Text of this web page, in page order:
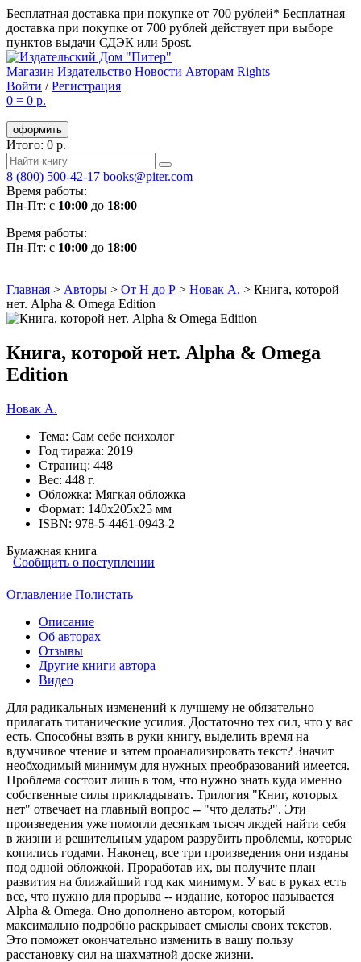
Бесплатная доставка при покупке от 700 рублей* Бесплатная
доставка при покупке от 700 рублей действует при выборе
пунктов выдачи СДЭК или 5post.
Магазин Издательство Новости Авторам Rights
Войти /Регистрация
0 = 0 р.
оформить
Итого: 0 р.
8 (800) 500-42-17 books@piter.com
Время работы:
Пн-Пт: с 10:00 до 18:00
Время работы:
Пн-Пт: с 10:00 до 18:00
Главная > Авторы > От Н до Р > Новак А. > Книга, которой
нет. Alpha & Omega Edition
Книга, которой нет. Alpha & Omega
Edition
Новак А.
Тема: Сам себе психолог
Год тиража: 2019
Страниц: 448
Вес: 448 г.
Обложка: Мягкая обложка
Формат: 140х205х25 мм
ISBN: 978-5-4461-0943-2
Бумажная книга
Сообщить о поступлении
Оглавление Полистать
Описание
Об авторах
Отзывы
Другие книги автора
Видео
Для радикальных изменений к лучшему не обязательно
прилагать титанические усилия. Достаточно тех сил, что у вас
есть. Способны взять в руки книгу, выделить время на
вдумчивое чтение и затем проанализировать текст? Значит
необходимый минимум для нужных преобразований имеется.
Проблема состоит лишь в том, что нужно знать куда именно
собственные силы прикладывать. Трилогия "Книг, которых
нет" отвечает на главный вопрос -- "что делать?". Эти
произведения уже помогли десяткам тысяч людей найти себя
в жизни и решительным ударом разрубить проблемы, которые
копились годами. Наконец, все три произведения они изданы
под одной обложкой. Проработав их, вы получите план
развития на ближайший год как минимум. У вас в руках есть
все, что нужно для прорыва -- издание, которое называется
Alpha & Omega. Оно дополнено автором, который
максимально подробно раскрывает смыслы своих текстов.
Это поможет окончательно изменить в вашу пользу
расстановку сил на шахматной доске жизни.